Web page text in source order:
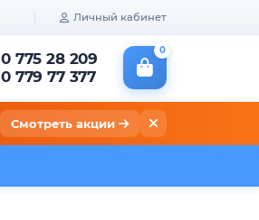
Личный кабинет
0 775 28 209
0 779 77 377
0
Смотреть акции